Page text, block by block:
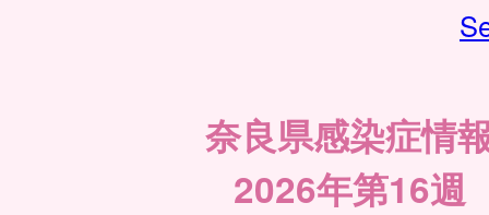
奈良県感染症情
2026年第16週